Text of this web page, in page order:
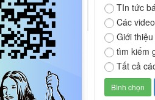
TIn tức
Các
Giới
tìm kiếm
Tất cả